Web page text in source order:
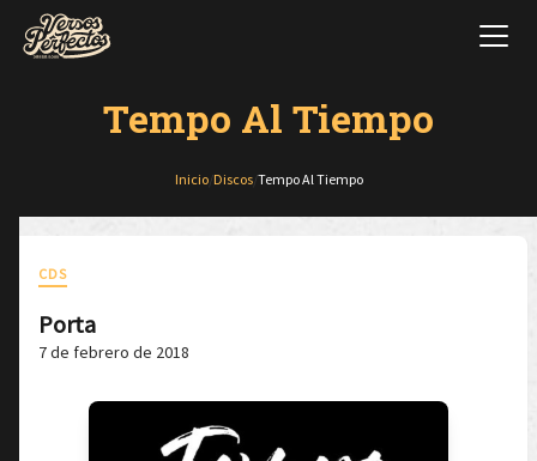
Tempo Al Tiempo
Inicio/ Discos/ Tempo Al Tiempo
CDS
Porta
7 de febrero de 2018